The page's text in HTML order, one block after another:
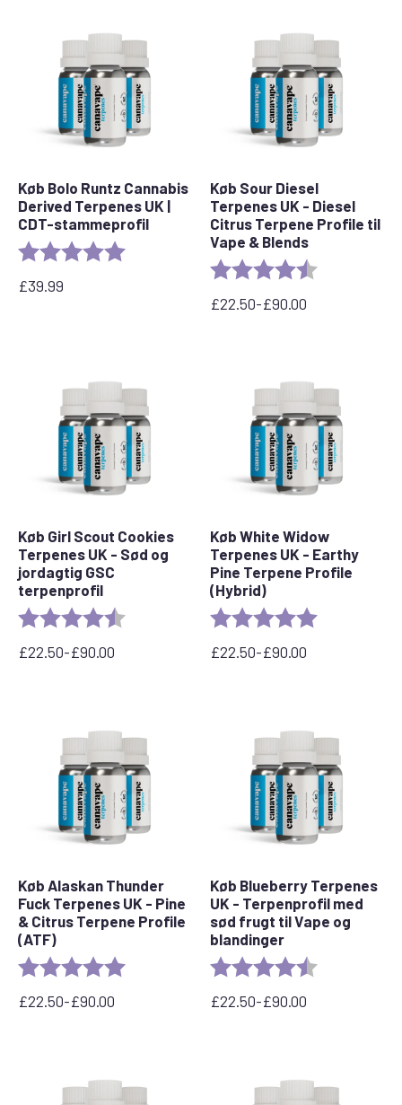
Køb Bolo Runtz Cannabis
Derived Terpenes UK |
CDT-stammeprofil
Bedømmelse: 5,0 ud af 5 stjerner
£39.99
Køb Sour Diesel
Terpenes UK - Diesel
Citrus Terpene Profile til
Vape & Blends
Bedømmelse:
£22.50-£90.00
Prisinterval:
Køb Girl Scout Cookies
Terpenes UK - Sød og
jordagtig GSC
terpenprofil
Bedømmelse: 4,3 ud af 5 stjerner
£22.50-£90.00
Prisinterval:
Køb White Widow
Terpenes UK - Earthy
Pine Terpene Profile
(Hybrid)
Bedømmelse:
£22.50-£90.00
Prisinterval:
Køb Alaskan Thunder
Fuck Terpenes UK - Pine
& Citrus Terpene Profile
(ATF)
Bedømmelse: 5,0 ud af 5 stjerner
£22.50-£90.00
Prisinterval:
Køb Blueberry Terpenes
UK - Terpenprofil med
sød frugt til Vape og
blandinger
Bedømmelse:
£22.50-£90.00
Prisinterval: